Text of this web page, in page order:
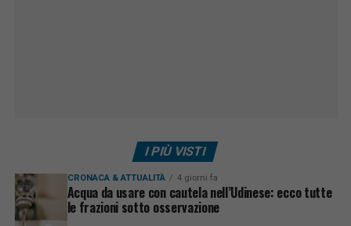
I PIÙ VISTI
CRONACA & ATTUALITÀ 4 giorni fa
Acqua da usare con cautela nell’Udinese: ecco tutte
le frazioni sotto osservazione